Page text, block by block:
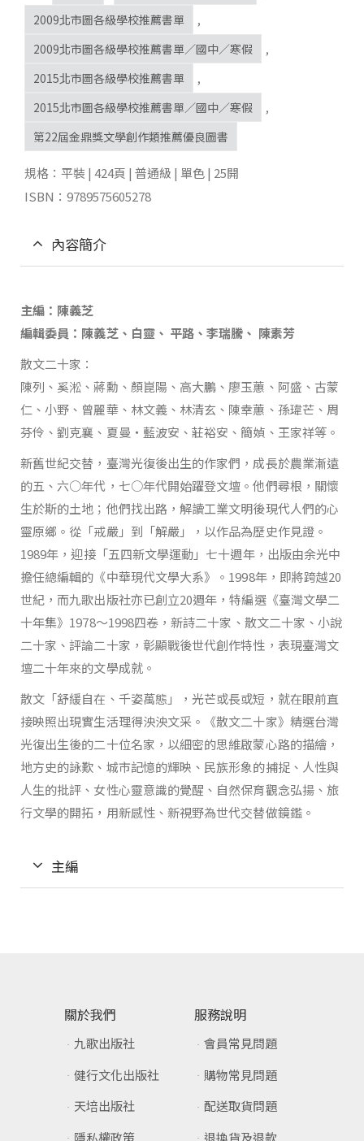
2009北市圖各級學校推薦書單
,
2009北市圖各級學校推薦書單／國中／寒假
,
2015北市圖各級學校推薦書單
,
2015北市圖各級學校推薦書單／國中／寒假
,
第22屆金鼎獎文學創作類推薦優良圖書
規格：平裝 | 424頁 | 普通級 | 單色 | 25開
ISBN：9789575605278
內容簡介
主編：陳義芝
編輯委員：陳義芝、白靈、 平路、李瑞騰、 陳素芳
散文二十家：
陳列、奚淞、蔣勳、顏崑陽、高大鵬、廖玉蕙、阿盛、古蒙
仁、小野、曾麗華、林文義、林清玄、陳幸蕙、孫瑋芒、周
芬伶、劉克襄、夏曼‧藍波安、莊裕安、簡媜、王家祥等。
新舊世紀交替，臺灣光復後出生的作家們，成長於農業漸遠
的五、六○年代，七○年代開始躍登文壇。他們尋根，關懷
生於斯的土地；他們找出路，解讀工業文明後現代人們的心
靈原鄉。從「戒嚴」到「解嚴」，以作品為歷史作見證。
1989年，迎接「五四新文學運動」七十週年，出版由余光中
擔任總編輯的《中華現代文學大系》。1998年，即將跨越20
世紀，而九歌出版社亦已創立20週年，特編選《臺灣文學二
十年集》1978～1998四卷，新詩二十家、散文二十家、小說
二十家、評論二十家，彰顯戰後世代創作特性，表現臺灣文
壇二十年來的文學成就。
散文「舒緩自在、千姿萬態」，光芒或長或短，就在眼前直
接映照出現實生活理得泱泱文采。《散文二十家》精選台灣
光復出生後的二十位名家，以細密的思維啟蒙心路的描繪，
地方史的詠歎、城市記憶的輝映、民族形象的捕捉、人性與
人生的批評、女性心靈意識的覺醒、自然保育觀念弘揚、旅
行文學的開拓，用新感性、新視野為世代交替做鏡鑑。
主編
關於我們
九歌出版社
健行文化出版社
天培出版社
隱私權政策
服務說明
會員常見問題
購物常見問題
配送取貨問題
退換貨及退款